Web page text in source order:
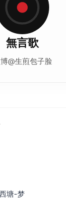
無言歌
@生煎包子脸
塘-梦